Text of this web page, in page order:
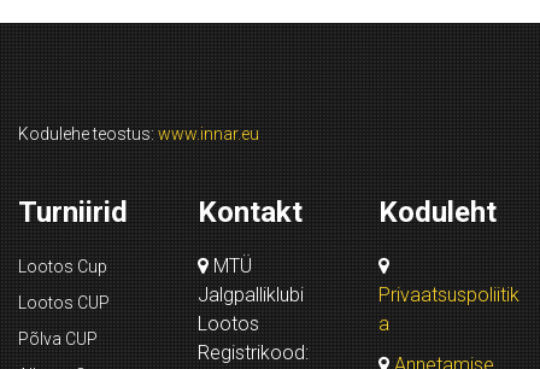
Kodulehe teostus: www.innar.eu
Turniirid
Lootos Cup
Lootos CUP
Põlva CUP
Kontakt
MTÜ
Jalgpalliklubi
Lootos
Registrikood:
Koduleht
Privaatsuspoliitik
a